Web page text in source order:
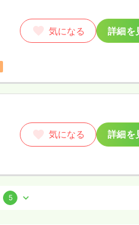
気になる 詳細を
気になる 詳細を
5